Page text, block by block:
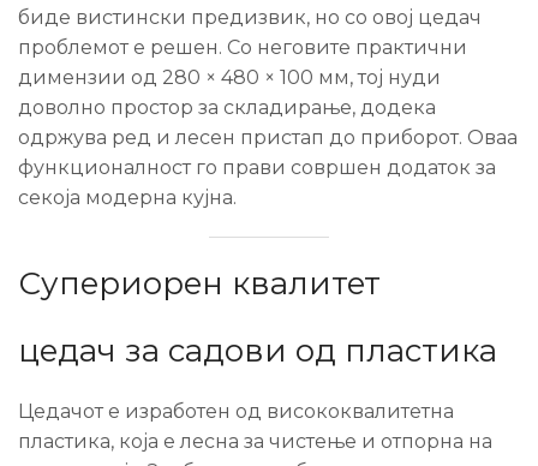
биде вистински предизвик, но со овој цедач
проблемот е решен. Со неговите практични
димензии од 280 × 480 × 100 мм, тој нуди
доволно простор за складирање, додека
одржува ред и лесен пристап до приборот. Оваа
функционалност го прави совршен додаток за
секоја модерна кујна.
Супериорен квалитет
цедач за садови од пластика
Цедачот е изработен од висококвалитетна
пластика, која е лесна за чистење и отпорна на